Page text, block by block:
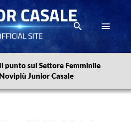
Il punto sul Settore Femminile
Novipiù Junior Casale